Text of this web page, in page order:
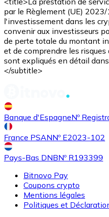
Acheter
SHIB
par le Règlement (UE)
l'investissement dans les
convenir aux investisseurs
de perte totale du montant
et de comprendre les
sont expliqués en détail
</subtitle>
Banque d'EspagneNº
France PSANNº E2023-102
Pays-Bas DNBNº R193399
Bitnovo Pay
Coupons crypto
Mentions légales
Politiques et